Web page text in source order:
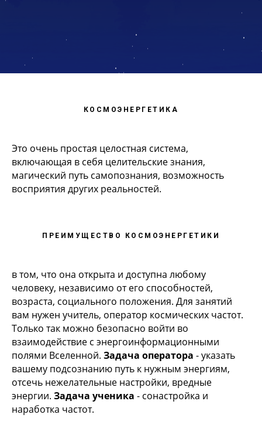
КОСМОЭНЕРГЕТИКА
Это очень простая целостная система,
включающая в себя целительские знания,
магический путь самопознания, возможность
восприятия других реальностей.
ПРЕИМУЩЕСТВО КОСМОЭНЕРГЕТИКИ
в том, что она открыта и доступна любому
человеку, независимо от его способностей,
возраста, социального положения. Для занятий
вам нужен учитель, оператор космических частот.
Только так можно безопасно войти во
взаимодействие с энергоинформационными
полями Вселенной. Задача оператора - указать
вашему подсознанию путь к нужным энергиям,
отсечь нежелательные настройки, вредные
энергии. Задача ученика - сонастройка и
наработка частот.